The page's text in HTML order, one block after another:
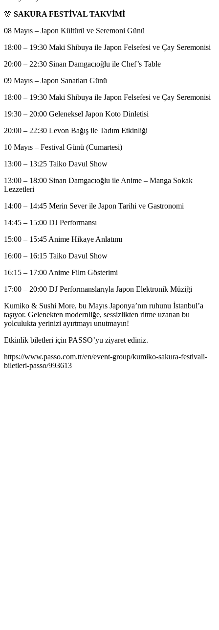
🌸 SAKURA FESTİVAL TAKVİMİ
08 Mayıs – Japon Kültürü ve Seremoni Günü
18:00 – 19:30 Maki Shibuya ile Japon Felsefesi ve Çay Seremonisi
20:00 – 22:30 Sinan Damgacıoğlu ile Chef’s Table
09 Mayıs – Japon Sanatları Günü
18:00 – 19:30 Maki Shibuya ile Japon Felsefesi ve Çay Seremonisi
19:30 – 20:00 Geleneksel Japon Koto Dinletisi
20:00 – 22:30 Levon Bağış ile Tadım Etkinliği
10 Mayıs – Festival Günü (Cumartesi)
13:00 – 13:25 Taiko Davul Show
13:00 – 18:00 Sinan Damgacıoğlu ile Anime – Manga Sokak
Lezzetleri
14:00 – 14:45 Merin Sever ile Japon Tarihi ve Gastronomi
14:45 – 15:00 DJ Performansı
15:00 – 15:45 Anime Hikaye Anlatımı
16:00 – 16:15 Taiko Davul Show
16:15 – 17:00 Anime Film Gösterimi
17:00 – 20:00 DJ Performanslarıyla Japon Elektronik Müziği
Kumiko & Sushi More, bu Mayıs Japonya’nın ruhunu İstanbul’a
taşıyor. Gelenekten modernliğe, sessizlikten ritme uzanan bu
yolculukta yerinizi ayırtmayı unutmayın!
Etkinlik biletleri için PASSO’yu ziyaret ediniz.
https://www.passo.com.tr/en/event-group/kumiko-sakura-festivali-
biletleri-passo/993613